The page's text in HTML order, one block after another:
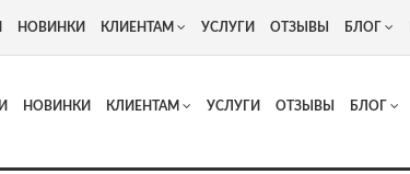
Адрес: г. Москва, Люберцы, Котельнический проезд 13
НОВИНКИ КЛИЕНТАМ УСЛУГИ ОТЗЫВЫ БЛОГ
НОВИНКИ КЛИЕНТАМ УСЛУГИ ОТЗЫВЫ БЛОГ